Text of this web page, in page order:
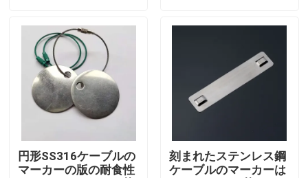
ナイロン ケーブルのタイ
ケーブルのタイの付属品
電気ケーブル腺
円形SS316ケーブルの
マーカーの版の耐食性
刻まれたステンレス鋼
ケーブルのマーカーは